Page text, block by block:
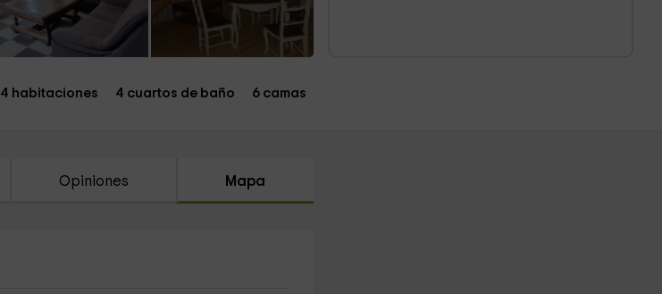
4 habitaciones 4 cuartos de baño 6 camas
Opiniones Mapa